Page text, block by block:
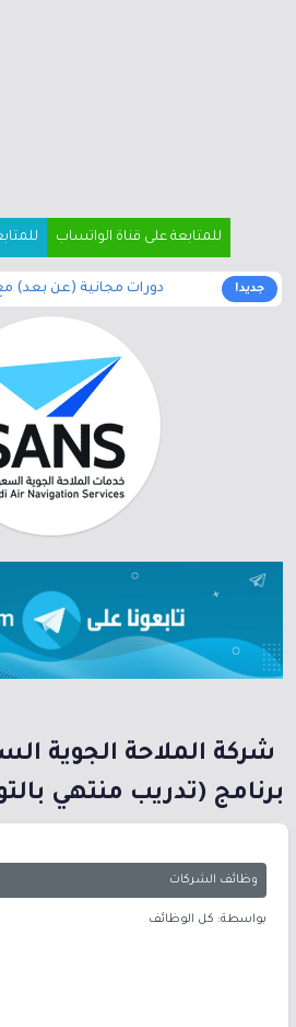
للمتابعة على قناة الواتساب
جديد! دورات مجانية (عن بعد)
شركة الملاحة الجوية
برنامج (تدريب منتهي
وظائف الشركات
بواسطة: كل الوظائف